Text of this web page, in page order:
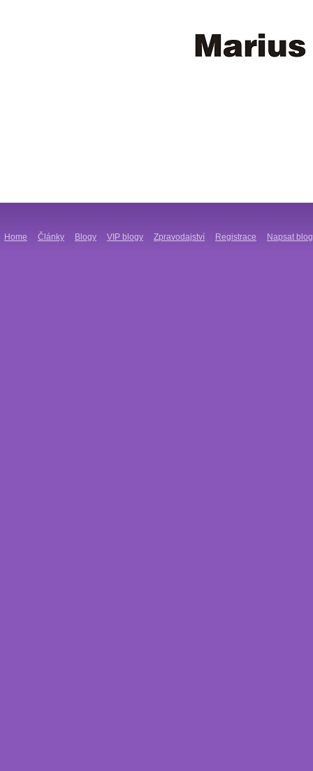
Home Články Blogy VIP blogy Zpravodajství Registrace Napsat blog